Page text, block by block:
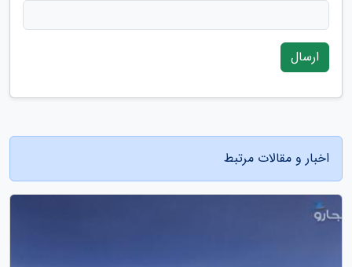
ارسال
اخبار و مقالات مرتبط